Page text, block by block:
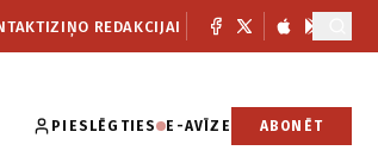
ZIŅO REDAKCIJAI
PIESLĒGTIES E-AVĪZE ABONĒT